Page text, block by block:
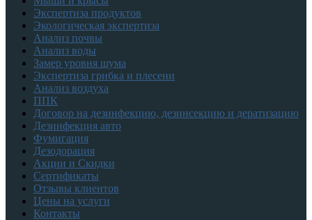
Экспертиза продуктов
Экологическая экспертиза
Анализ почвы
Анализ воды
Замер уровня шума
Экспертиза грибка и плесени
Анализ воздуха
ППК
Договор на дезинфекцию, дезинсекцию и дератизацию
Дезинфекция авто
Фумигация
Дезодорация
Акции и Скидки
Сертификаты
Отзывы клиентов
Цены на услуги
Контакты